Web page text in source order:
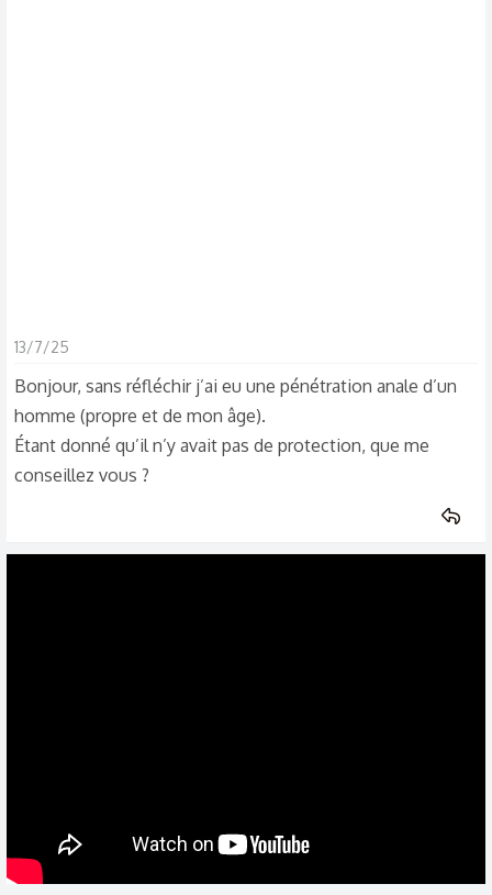
13/7/25
Bonjour, sans réfléchir j’ai eu une pénétration anale d’un
homme (propre et de mon âge).
Étant donné qu’il n’y avait pas de protection, que me
conseillez vous ?